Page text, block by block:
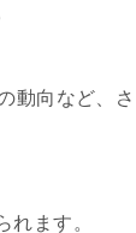
動向など、さ
ます。